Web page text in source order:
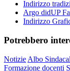
Indirizzo
Argo didUP
Indirizzo
Potrebbero
Notizie Albo
Formazione docenti